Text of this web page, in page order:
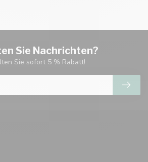
Sie Nachrichten?
Sie sofort 5 % Rabatt!